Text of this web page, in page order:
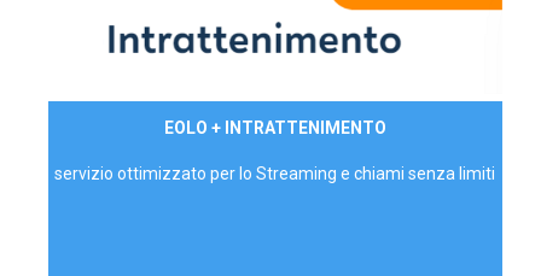
EOLO + INTRATTENIMENTO
servizio ottimizzato per lo Streaming e chiami senza limiti